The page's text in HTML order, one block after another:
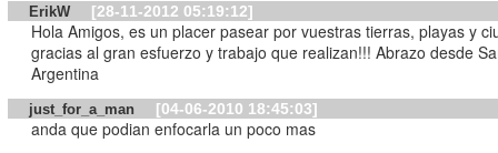
ErikW [28-11-2012 05:19:12]
Hola Amigos, es un placer pasear por vuestras tierras, playas y
gracias al gran esfuerzo y trabajo que realizan!!! Abrazo desde
Argentina
just_for_a_man [04-06-2010 18:45:03]
anda que podian enfocarla un poco mas